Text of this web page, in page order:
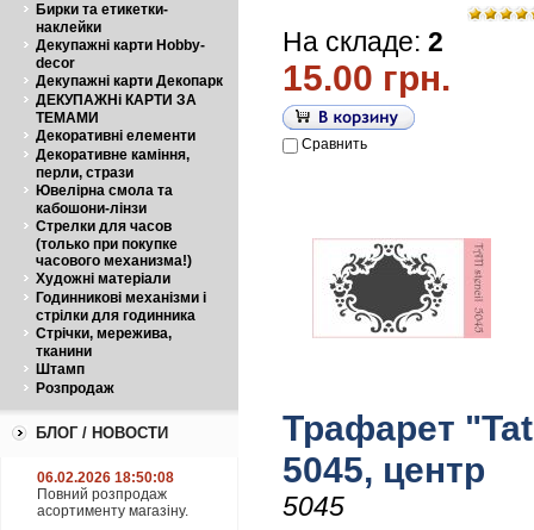
Бирки та етикетки-
наклейки
Декупажні карти Hobby-
decor
Декупажні карти Декопарк
ДЕКУПАЖНі КАРТИ ЗА
ТЕМАМИ
Декоративні елементи
Декоративне каміння,
перли, стрази
Ювелірна смола та
кабошони-лінзи
Стрелки для часов
(только при покупке
часового механизма!)
Художні матеріали
Годинникові механізми і
стрілки для годинника
Стрічки, мережива,
тканини
Штамп
Розпродаж
БЛОГ / НОВОСТИ
06.02.2026 18:50:08
Повний розпродаж
асортименту магазіну.
На складе: 2
15.00 грн.
Сравнить
Трафарет
5045, центр
5045